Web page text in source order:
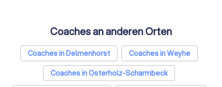
Coaches an anderen Orten
Coaches in Delmenhorst
Coaches in Weyhe
Coaches in Osterholz-Scharmbeck